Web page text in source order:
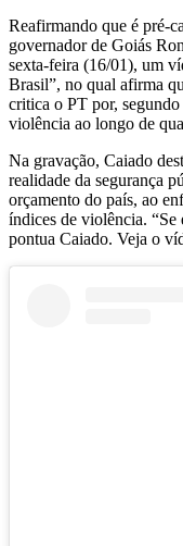
Reafirmando que é pré-
governador de Goiás
sexta-feira (16/01), um
Brasil”, no qual afirma
critica o PT por, segundo
violência ao longo de
Na gravação, Caiado
realidade da segurança
orçamento do país, ao
índices de violência. “Se
pontua Caiado. Veja o